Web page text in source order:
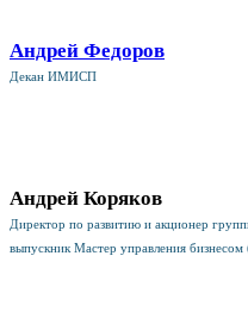
Андрей Федоров
Декан ИМИСП
Андрей Коряков
Директор по развитию и акционер
выпускник Мастер управления